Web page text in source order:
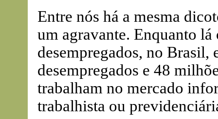
Entre nós há a mesma
um agravante. Enquanto
desempregados, no Brasil,
desempregados e 48
trabalham no mercado
trabalhista ou